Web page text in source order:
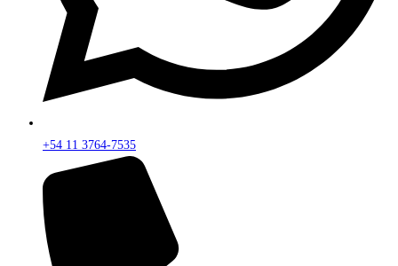
+54 11 3764-7535